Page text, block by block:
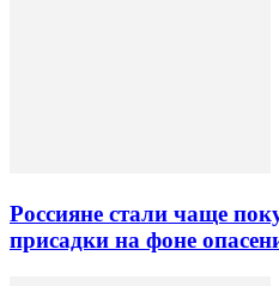
Россияне стали чаще
присадки на фоне